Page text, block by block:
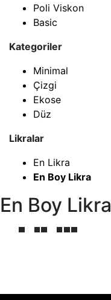
Poli Viskon
Basic
Kategoriler
Minimal
Çizgi
Ekose
Düz
Likralar
En Likra
En Boy Likra
En Boy Likra